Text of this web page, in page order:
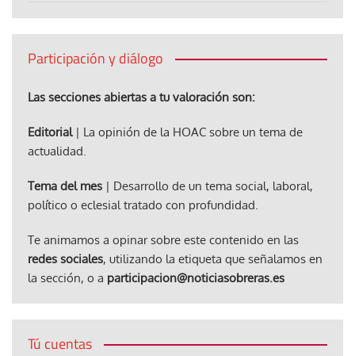
Participación y diálogo
Las secciones abiertas a tu valoración son:
Editorial| La opinión de la HOAC sobre un tema de
actualidad.
Tema del mes | Desarrollo de un tema social, laboral,
político o eclesial tratado con profundidad.
Te animamos a opinar sobre este contenido en las
redes sociales, utilizando la etiqueta que señalamos en
la sección, o a participacion@noticiasobreras.es
Tú cuentas